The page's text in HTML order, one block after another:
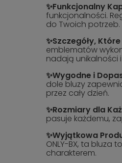
✨Funkcjonalny
funkcjonalności.
do Twoich potrzeb.
✨Szczegóły,
emblematów
nadają unikalności
✨Wygodne i
dole bluzy
przez cały dzień.
✨Rozmiary dla
pasuje każdemu,
✨Wyjątkowa
ONLY-BX, ta bluza
charakterem.